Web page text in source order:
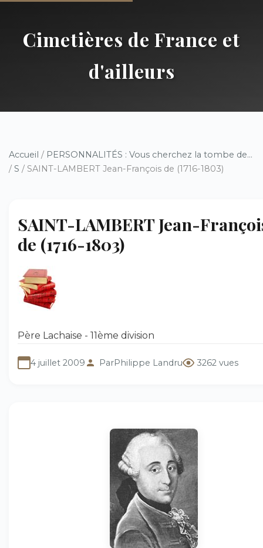
Cimetières de France et
d'ailleurs
Accueil / PERSONNALITÉS : Vous cherchez la tombe de...
/ S / SAINT-LAMBERT Jean-François de (1716-1803)
SAINT-LAMBERT Jean-
de (1716-1803)
Père Lachaise - 11ème division
4 juillet 2009 ParPhilippe Landru 3262 vues